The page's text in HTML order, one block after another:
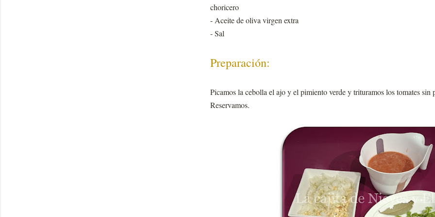
choricero
- Aceite de oliva virgen extra
- Sal
Preparación:
Picamos la cebolla el ajo y el pimiento verde y trituramos los tomates sin
Reservamos.